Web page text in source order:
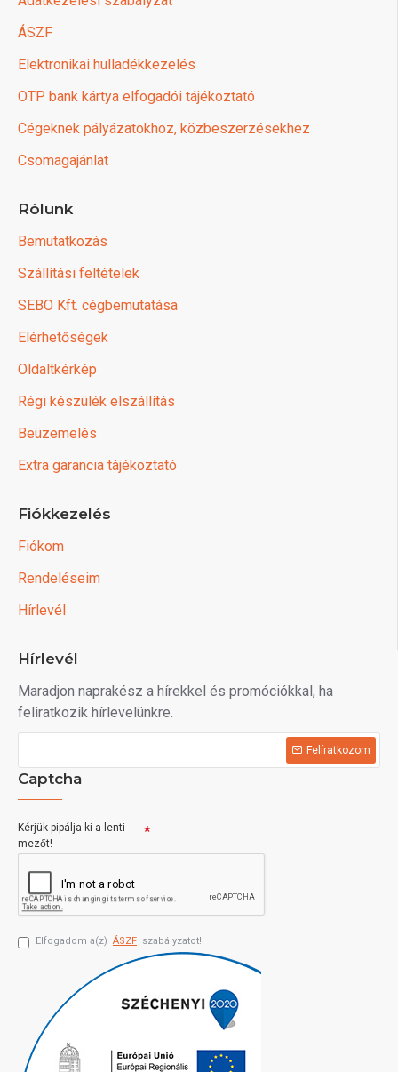
ÁSZF
Elektronikai hulladékkezelés
OTP bank kártya elfogadói tájékoztató
Cégeknek pályázatokhoz, közbeszerzésekhez
Csomagajánlat
Rólunk
Bemutatkozás
Szállítási feltételek
SEBO Kft. cégbemutatása
Elérhetőségek
Oldaltkérkép
Régi készülék elszállítás
Beüzemelés
Extra garancia tájékoztató
Fiókkezelés
Fiókom
Rendeléseim
Hírlevél
Hírlevél
Maradjon naprakész a hírekkel és promóciókkal, ha
feliratkozik hírlevelünkre.
Felíratkozom
Captcha
Kérjük pipálja ki a lenti
mezőt!
Elfogadom a(z) ÁSZF szabályzatot!